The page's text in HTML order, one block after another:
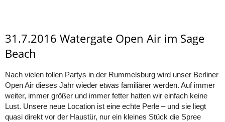
31.7.2016 Watergate Open Air im Sage
Beach
Nach vielen tollen Partys in der Rummelsburg wird unser Berliner
Open Air dieses Jahr wieder etwas familiärer werden. Auf immer
weiter, immer größer und immer fetter hatten wir einfach keine
Lust. Unsere neue Location ist eine echte Perle – und sie liegt
quasi direkt vor der Haustür, nur ein kleines Stück die Spree